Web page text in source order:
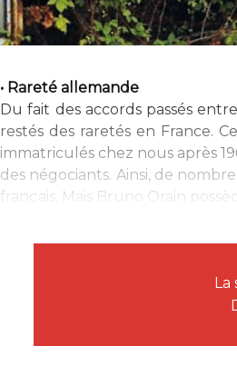
• Rareté allemande
Du fait des accords passés
restés des raretés en France.
immatriculés chez nous après
des négociants. Ainsi, de
français. Mais Bruno Orain
La